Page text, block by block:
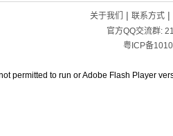
关于我们 | 联系方式|
官方QQ交流群:
粤ICP备
permitted to run or Adobe Flash Player